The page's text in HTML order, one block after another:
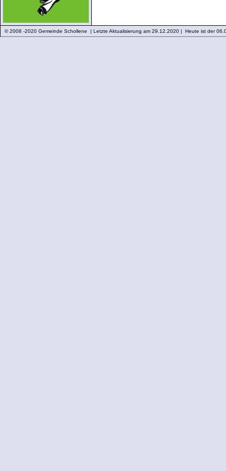
© 2008 -2020 Gemeinde Schollene | Letzte Aktualisierung am 29.12.2020 | Heute ist der